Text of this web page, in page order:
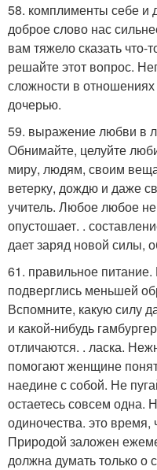
58. комплименты себе
доброе слово нас
вам тяжело сказать
решайте этот вопрос.
сложности в
дочерью.
59. выражение любви в
Обнимайте, целуйте
миру, людям, своим
ветерку, дождю и даже
учитель. Любое любое
опустошает. .
дает заряд новой силы,
61. правильное
подверглись меньшей
Вспомните, какую силу
и какой-нибудь
отличаются. . ласка.
помогают женщине
наедине с собой. Не
остаетесь совсем одна.
одиночества. это время,
Природой заложен
должна думать только о